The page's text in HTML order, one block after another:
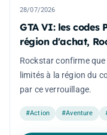
28/07/2026
GTA VI: les codes
région d'achat,
Rockstar confirme que
limités à la région du
par ce verrouillage.
#Action #Aventure